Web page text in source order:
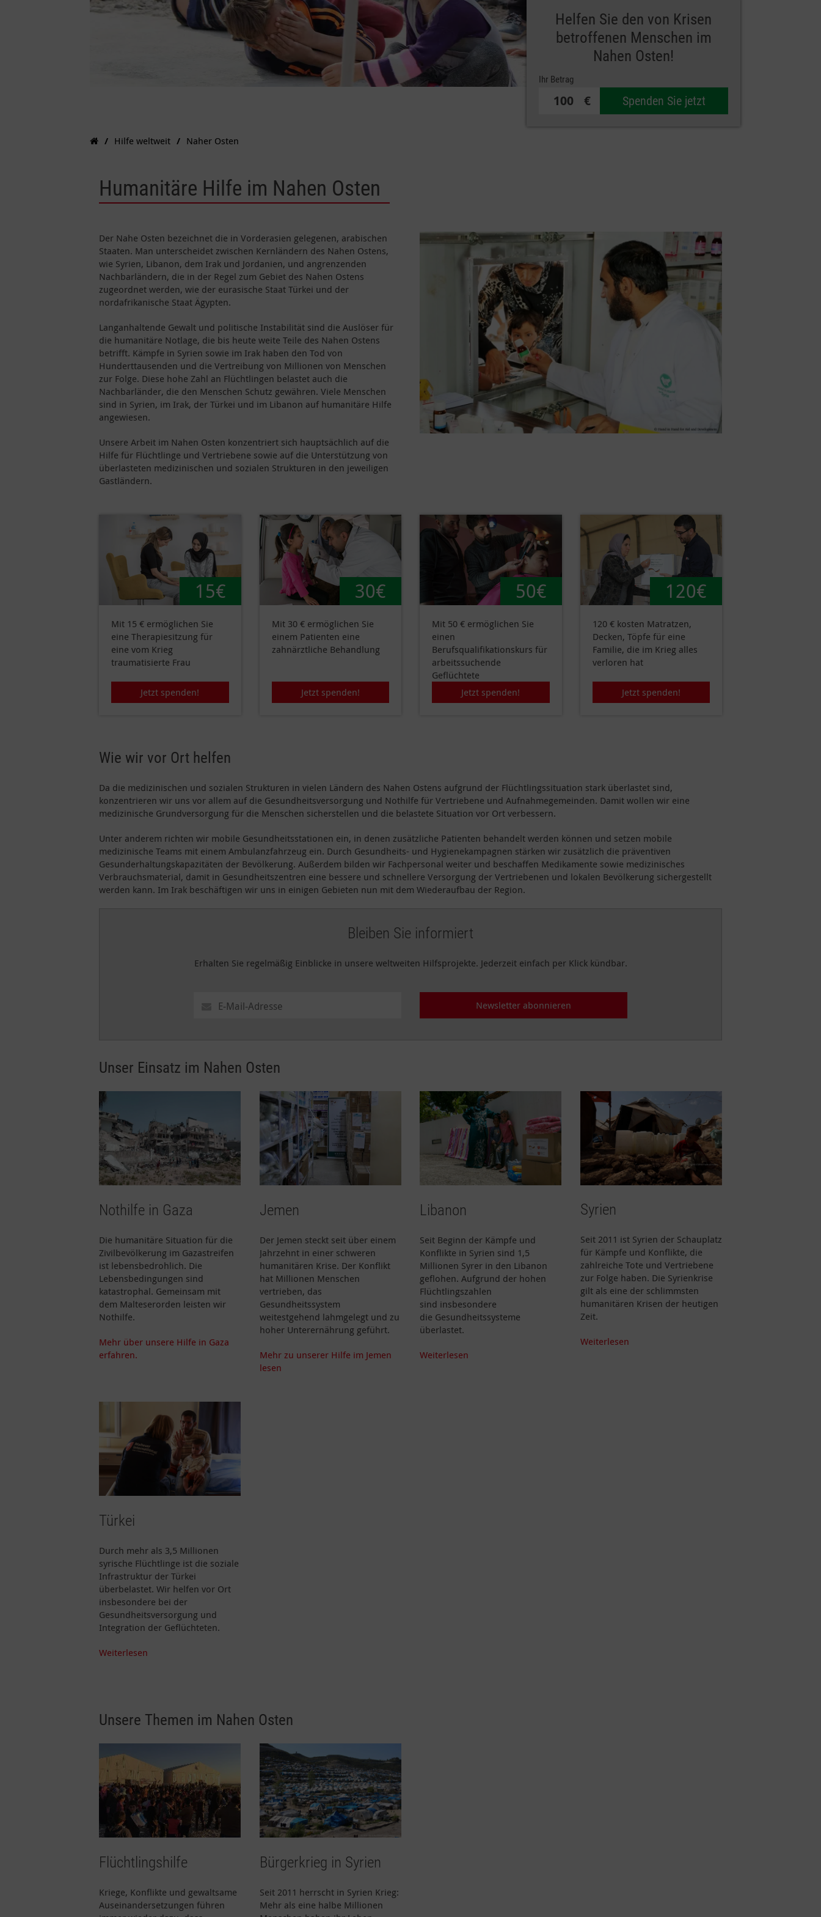
Helfen Sie den von Krisen
betroffenen Menschen im
Nahen Osten!
Ihr Betrag
€ Spenden Sie jetzt
Hilfe weltweit Naher Osten
Humanitäre Hilfe im Nahen Osten
Der Nahe Osten bezeichnet die in Vorderasien gelegenen, arabischen
Staaten. Man unterscheidet zwischen Kernländern des Nahen Ostens,
wie Syrien, Libanon, dem Irak und Jordanien, und angrenzenden
Nachbarländern, die in der Regel zum Gebiet des Nahen Ostens
zugeordnet werden, wie der eurasische Staat Türkei und der
nordafrikanische Staat Ägypten.
Langanhaltende Gewalt und politische Instabilität sind die Auslöser für
die humanitäre Notlage, die bis heute weite Teile des Nahen Ostens
betrifft. Kämpfe in Syrien sowie im Irak haben den Tod von
Hunderttausenden und die Vertreibung von Millionen von Menschen
zur Folge. Diese hohe Zahl an Flüchtlingen belastet auch die
Nachbarländer, die den Menschen Schutz gewähren. Viele Menschen
sind in Syrien, im Irak, der Türkei und im Libanon auf humanitäre Hilfe
angewiesen.
Unsere Arbeit im Nahen Osten konzentriert sich hauptsächlich auf die
Hilfe für Flüchtlinge und Vertriebene sowie auf die Unterstützung von
überlasteten medizinischen und sozialen Strukturen in den jeweiligen
Gastländern.
15€
Mit 15 € ermöglichen Sie
eine Therapiesitzung für
eine vom Krieg
traumatisierte Frau
Jetzt spenden!
30€
Mit 30 € ermöglichen Sie
einem Patienten eine
zahnärztliche Behandlung
Jetzt spenden!
50€
Mit 50 € ermöglichen Sie
einen
Berufsqualifikationskurs für
arbeitssuchende
Geflüchtete
Jetzt spenden!
120€
120 € kosten Matratzen,
Decken, Töpfe für eine
Familie, die im Krieg alles
verloren hat
Jetzt spenden!
Wie wir vor Ort helfen
Da die medizinischen und sozialen Strukturen in vielen Ländern des Nahen Ostens aufgrund der Flüchtlingssituation stark überlastet sind,
konzentrieren wir uns vor allem auf die Gesundheitsversorgung und Nothilfe für Vertriebene und Aufnahmegemeinden. Damit wollen wir eine
medizinische Grundversorgung für die Menschen sicherstellen und die belastete Situation vor Ort verbessern.
Unter anderem richten wir mobile Gesundheitsstationen ein, in denen zusätzliche Patienten behandelt werden können und setzen mobile
medizinische Teams mit einem Ambulanzfahrzeug ein. Durch Gesundheits- und Hygienekampagnen stärken wir zusätzlich die präventiven
Gesunderhaltungskapazitäten der Bevölkerung. Außerdem bilden wir Fachpersonal weiter und beschaffen Medikamente sowie medizinisches
Verbrauchsmaterial, damit in Gesundheitszentren eine bessere und schnellere Versorgung der Vertriebenen und lokalen Bevölkerung sichergestellt
werden kann. Im Irak beschäftigen wir uns in einigen Gebieten nun mit dem Wiederaufbau der Region.
Bleiben Sie informiert
Erhalten Sie regelmäßig Einblicke in unsere weltweiten Hilfsprojekte. Jederzeit einfach per Klick kündbar.
Newsletter abonnieren
Unser Einsatz im Nahen Osten
Nothilfe in Gaza
Die humanitäre Situation für die
Zivilbevölkerung im Gazastreifen
ist lebensbedrohlich. Die
Lebensbedingungen sind
katastrophal. Gemeinsam mit
dem Malteserorden leisten wir
Nothilfe.
Mehr über unsere Hilfe in Gaza
erfahren.
Jemen
Der Jemen steckt seit über einem
Jahrzehnt in einer schweren
humanitären Krise. Der Konflikt
hat Millionen Menschen
vertrieben, das
Gesundheitssystem
weitestgehend lahmgelegt und zu
hoher Unterernährung geführt.
Mehr zu unserer Hilfe im Jemen
lesen
Libanon
Seit Beginn der Kämpfe und
Konflikte in Syrien sind 1,5
Millionen Syrer in den Libanon
geflohen. Aufgrund der hohen
Flüchtlingszahlen
sind insbesondere
die Gesundheitssysteme
überlastet.
Weiterlesen
Syrien
Seit 2011 ist Syrien der Schauplatz
für Kämpfe und Konflikte, die
zahlreiche Tote und Vertriebene
zur Folge haben. Die Syrienkrise
gilt als eine der schlimmsten
humanitären Krisen der heutigen
Zeit.
Weiterlesen
Türkei
Durch mehr als 3,5 Millionen
syrische Flüchtlinge ist die soziale
Infrastruktur der Türkei
überbelastet. Wir helfen vor Ort
insbesondere bei der
Gesundheitsversorgung und
Integration der Geflüchteten.
Weiterlesen
Unsere Themen im Nahen Osten
Flüchtlingshilfe
Kriege, Konflikte und gewaltsame
Auseinandersetzungen führen
Bürgerkrieg in Syrien
Seit 2011 herrscht in Syrien Krieg:
Mehr als eine halbe Millionen